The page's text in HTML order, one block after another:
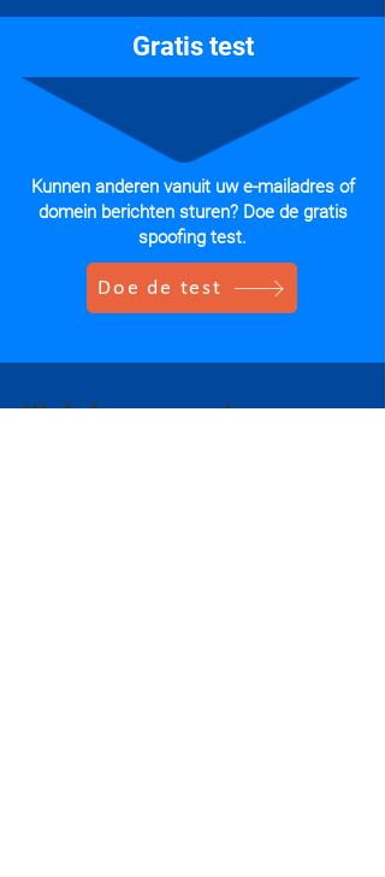
Gratis test
Kunnen anderen vanuit uw e-mailadres of
domein berichten sturen? Doe de gratis
spoofing test.
Doe de test
We helpen u graag!